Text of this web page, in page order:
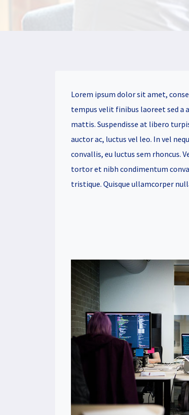
Lorem ipsum dolor sit amet,
tempus velit finibus laoreet sed a
mattis. Suspendisse at libero
auctor ac, luctus vel leo. In vel
convallis, eu luctus sem rhoncus.
tortor et nibh condimentum
tristique. Quisque ullamcorper